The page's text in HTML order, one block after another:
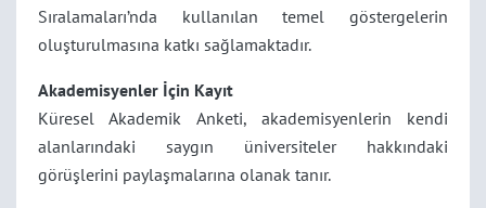
Sıralamaları’nda kullanılan temel göstergelerin
oluşturulmasına katkı sağlamaktadır.
Akademisyenler İçin Kayıt
Küresel Akademik Anketi, akademisyenlerin kendi
alanlarındaki saygın üniversiteler hakkındaki
görüşlerini paylaşmalarına olanak tanır.